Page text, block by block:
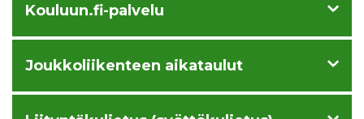
Kouluun.fi-palvelu
Joukkoliikenteen aikataulut